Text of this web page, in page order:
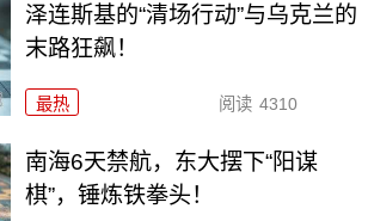
泽连斯基的“清场行动”与乌克兰的
末路狂飙！
最热 阅读 4310
南海6天禁航，东大摆下“阳谋
棋”，锤炼铁拳头！